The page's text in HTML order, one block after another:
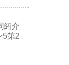
紹介
5第2